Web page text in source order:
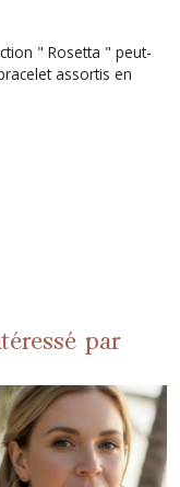
" Rosetta " peut-
assortis en
par